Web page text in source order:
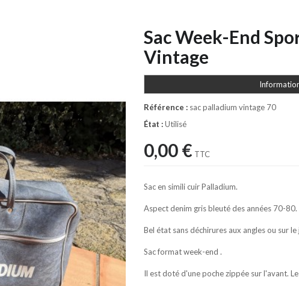
Sac Week-End
Vintage
Référence : sac palladium vintage 70
État :Utilisé
0,00 € TTC
Sac en simili cuir Palladium.
Aspect denim gris bleuté des années 70-80.
Bel état sans déchirures aux angles ou sur le
Sac format week-end .
Il est doté d'une poche zippée sur l'avant.